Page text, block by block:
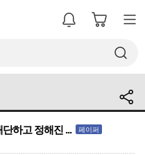
하고 정해진 ... 페이퍼